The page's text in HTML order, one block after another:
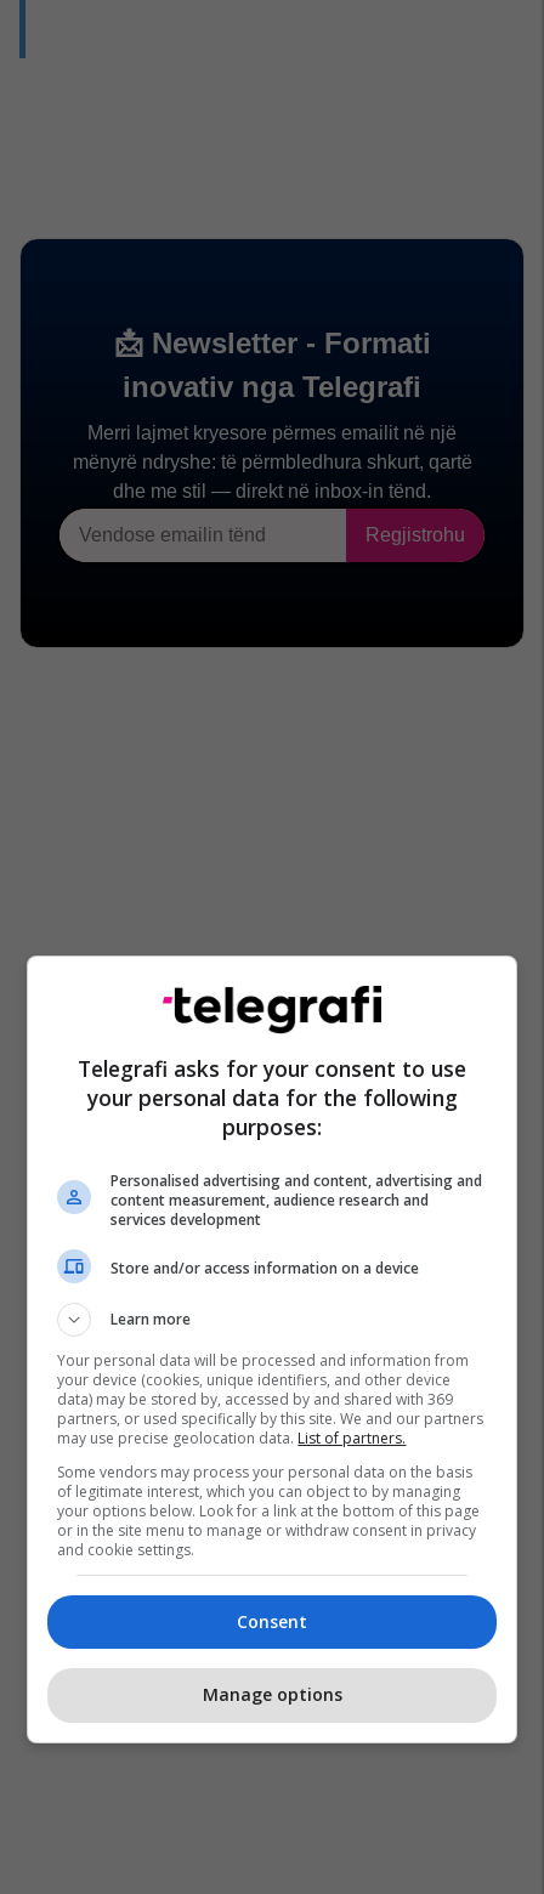
Telegrafi asks for your consent to use
your personal data for the following
purposes:
Personalised advertising and content, advertising and
content measurement, audience research and
services development
Store and/or access information on a device
Learn more
Your personal data will be processed and information from
your device (cookies, unique identifiers, and other device
data) may be stored by, accessed by and shared with 369
partners, or used specifically by this site. We and our partners
may use precise geolocation data. List of partners.
Some vendors may process your personal data on the basis
of legitimate interest, which you can object to by managing
your options below. Look for a link at the bottom of this page
or in the site menu to manage or withdraw consent in privacy
and cookie settings.
Consent
Manage options